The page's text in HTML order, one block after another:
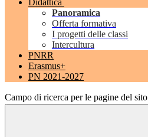
Didattica
Panoramica
Offerta formativa
I progetti delle classi
Intercultura
PNRR
Erasmus+
PN 2021-2027
Campo di ricerca per le pagine del sito